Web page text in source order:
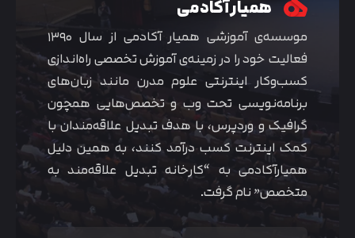
همیار آکادمی
موسسه‌ی آموزشی همیار آکادمی از سال ۱۳۹۰
فعالیت خود را در زمینه‌ی آموزش تخصصی راه‌اندازی
کسب‌و‌کار اینترنتی علوم مدرن مانند زبان‌های
برنامه‌نویسی تحت وب و تخصص‌هایی همچون
گرافیک و وردپرس، با هدف تبدیل علاقه‌مندان با
کمک اینترنت کسب درآمد کنند، به همین دلیل
همیارآکادمی به “کارخانه تبدیل علاقه‌مند به
متخصص” نام گرفت.